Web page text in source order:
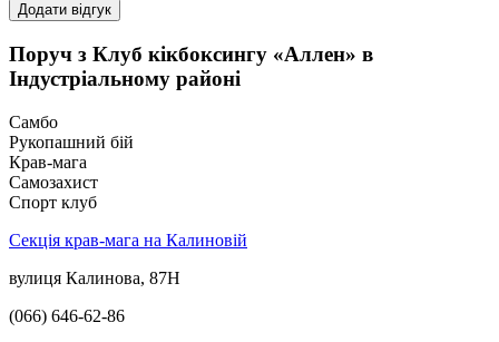
Додати відгук
Поруч з Клуб кікбоксингу «Аллен» в
Індустріальному районі
Самбо
Рукопашний бій
Крав-мага
Самозахист
Спорт клуб
Секція крав-мага на Калиновій
вулиця Калинова, 87Н
(066) 646-62-86